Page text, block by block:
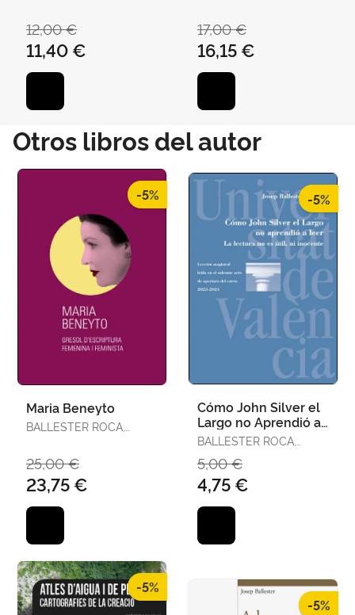
12,00 €
11,40 €
17,00 €
16,15 €
Otros libros del autor
-5%
Maria Beneyto
BALLESTER ROCA,
25,00 €
23,75 €
-5%
Cómo John Silver el
Largo no Aprendió a
Leer
BALLESTER ROCA,
5,00 €
4,75 €
-5%
-5%